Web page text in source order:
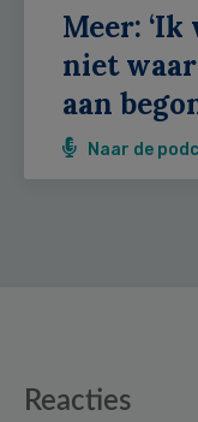
Meer:
niet
aan
Naar de
Reacties